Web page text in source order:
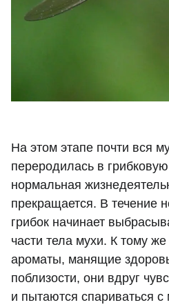
На этом этапе почти вся
переродилась в грибковую
нормальная
прекращается. В течение
грибок начинает
части тела мухи. К тому
ароматы, манящие
поблизости, они вдруг
и пытаются спариваться